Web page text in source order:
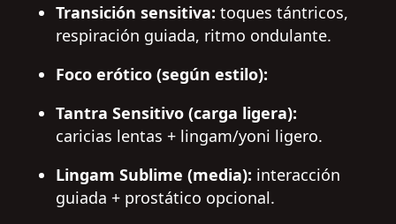
Transición sensitiva: toques tántricos,
respiración guiada, ritmo ondulante.
Foco erótico (según estilo):
Tantra Sensitivo (carga ligera):
caricias lentas + lingam/yoni ligero.
Lingam Sublime (media): interacción
guiada + prostático opcional.